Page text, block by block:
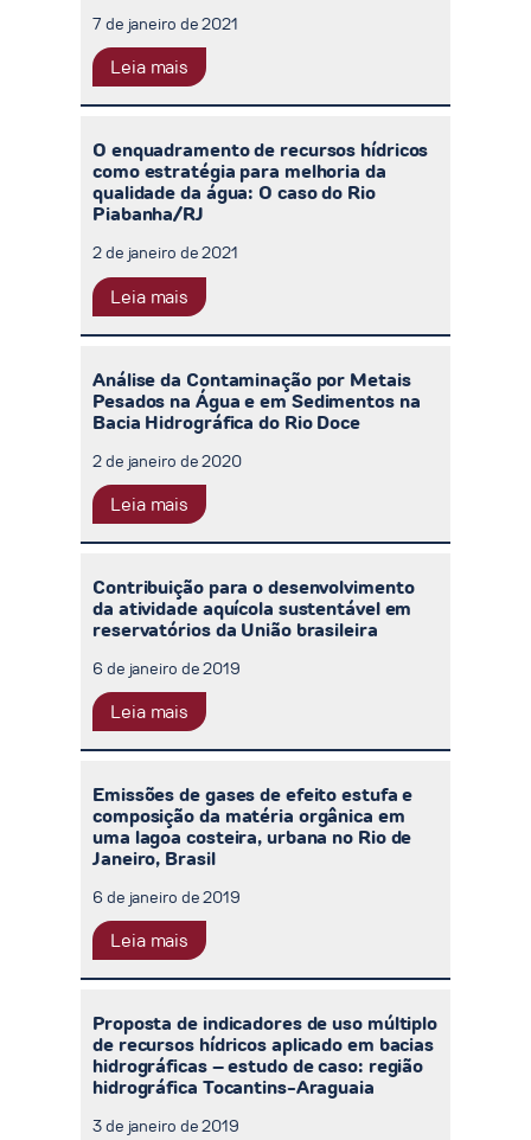
7 de janeiro de 2021
Leia mais
O enquadramento de recursos hídricos
como estratégia para melhoria da
qualidade da água: O caso do Rio
Piabanha/RJ
2 de janeiro de 2021
Leia mais
Análise da Contaminação por Metais
Pesados na Água e em Sedimentos na
Bacia Hidrográfica do Rio Doce
2 de janeiro de 2020
Leia mais
Contribuição para o desenvolvimento
da atividade aquícola sustentável em
reservatórios da União brasileira
6 de janeiro de 2019
Leia mais
Emissões de gases de efeito estufa e
composição da matéria orgânica em
uma lagoa costeira, urbana no Rio de
Janeiro, Brasil
6 de janeiro de 2019
Leia mais
Proposta de indicadores de uso múltiplo
de recursos hídricos aplicado em bacias
hidrográficas – estudo de caso: região
hidrográfica Tocantins-Araguaia
3 de janeiro de 2019